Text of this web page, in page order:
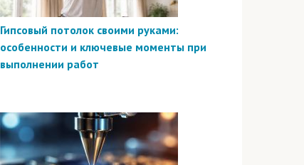
Гипсовый потолок своими руками:
особенности и ключевые моменты при
выполнении работ